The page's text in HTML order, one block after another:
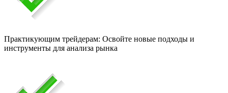
Практикующим трейдерам: Освойте новые подходы и
инструменты для анализа рынка